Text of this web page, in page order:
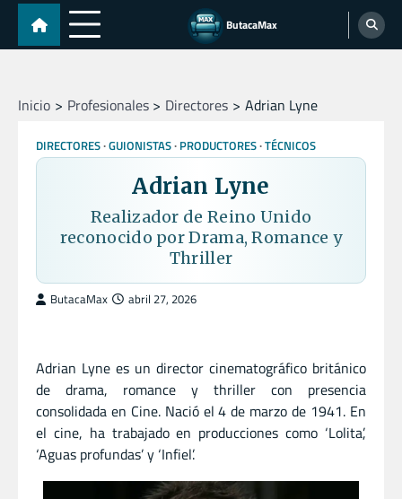
Skip
content
ButacaMax
Inicio Profesionales Directores Adrian Lyne
DIRECTORES GUIONISTAS PRODUCTORES TÉCNICOS
Adrian Lyne
Realizador de Reino Unido
reconocido por Drama, Romance y
Thriller
ButacaMax abril 27, 2026
Adrian Lyne es un director cinematográfico británico
de drama, romance y thriller con presencia
consolidada en Cine. Nació el 4 de marzo de 1941. En
el cine, ha trabajado en producciones como ‘Lolita’,
‘Aguas profundas’ y ‘Infiel’.